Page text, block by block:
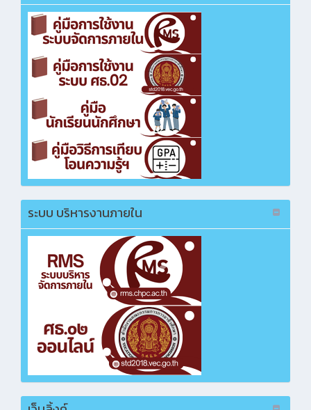
กาชาด ประจำปี 2568
คลิกเพื่อเปิดไฟล์ PDF
จ้างก่อสร้างปรับปรุงซ่อมแซมทาสีอาคารเรียน 2,
3, อำนวยการและโรงอาหาร
คลิกเพื่อเปิดไฟล์ PDF
ซื้อวัสดุงานบ้าน งานครัว และวัสดุงานอาคาร
สถานที่
คลิกเพื่อเปิดไฟล์ PDF
ซื้อวัสดุแข่งขันทักษะการออกแบบทรงผมสุภาพ
บุรุษ
คลิกเพื่อเปิดไฟล์ PDF
ซื้อวัสดุอุปกรณ์เพื่อซ้อมแข่งขันทักษะวิชาชีพ
คลิกเพื่อเปิดไฟล์ PDF
ซื้อแบตเตอรี่ รถยนต์ส่วนกลาง วิทยาลัยสารพัดช่าง
ฉะเชิงเทรา
คลิกเพื่อเปิดไฟล์ PDF
ซื้อโปรแกรมการเรียนภาษาอังกฤษระบบออนไลน์
คลิกเพื่อเปิดไฟล์ PDF
ซื้อหนังสือเรียนระดับ ปวช. ภาคเรียนที่ 2 ปีการ
ศึกษา 2568
คลิกเพื่อเปิดไฟล์ PDF
ระบบ บริหารงานภายใน